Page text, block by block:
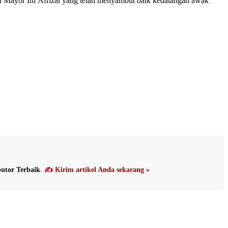
Terbaik ✍️ Kirim artikel Anda sekarang »